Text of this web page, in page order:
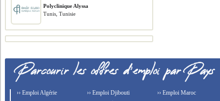
Polyclinique Alyssa
Tunis, Tunisie
›› Emploi Algérie
›› Emploi Djibouti
›› Emploi Maroc